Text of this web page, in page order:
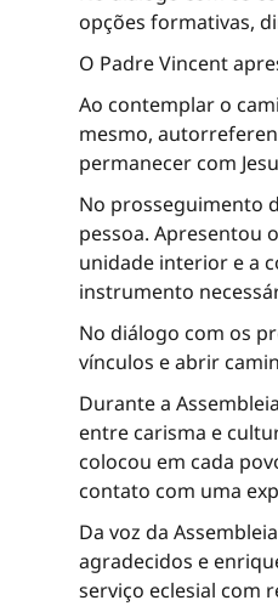
opções formativas,
O Padre Vincent
Ao contemplar o
mesmo,
permanecer com
No prosseguimento
pessoa. Apresentou
unidade interior e a
instrumento
No diálogo com os
vínculos e abrir
Durante a
entre carisma e
colocou em cada
contato com uma
Da voz da
agradecidos e
serviço eclesial com